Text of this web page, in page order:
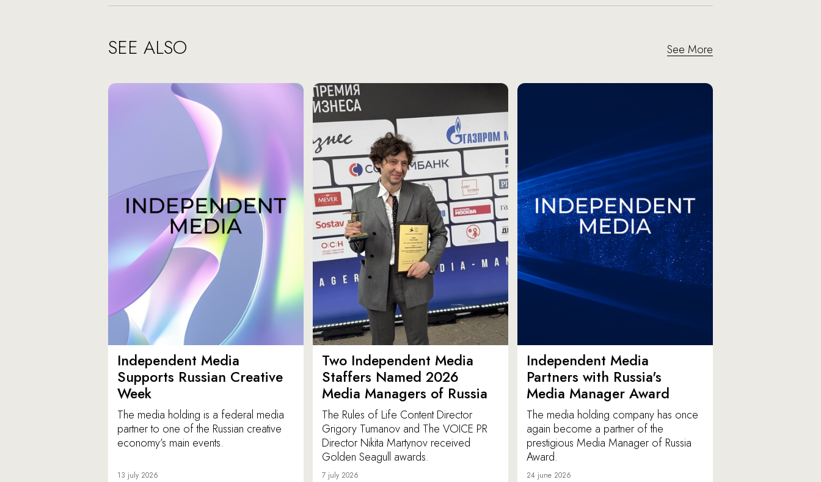
SEE ALSO See More
Independent Media
Supports Russian Creative
Week
The media holding is a federal media
partner to one of the Russian creative
economy’s main events.
13 july 2026
Two Independent Media
Staffers Named 2026
Media Managers of Russia
The Rules of Life Content Director
Grigory Tumanov and The VOICE PR
Director Nikita Martynov received
Golden Seagull awards.
7 july 2026
Independent Media
Partners with Russia's
Media Manager Award
The media holding company has once
again become a partner of the
prestigious Media Manager of Russia
Award.
24 june 2026